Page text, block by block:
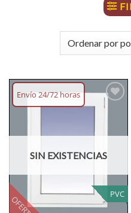
Envío 24/72 horas
PVC
Añadir
SIN EXISTENCIAS